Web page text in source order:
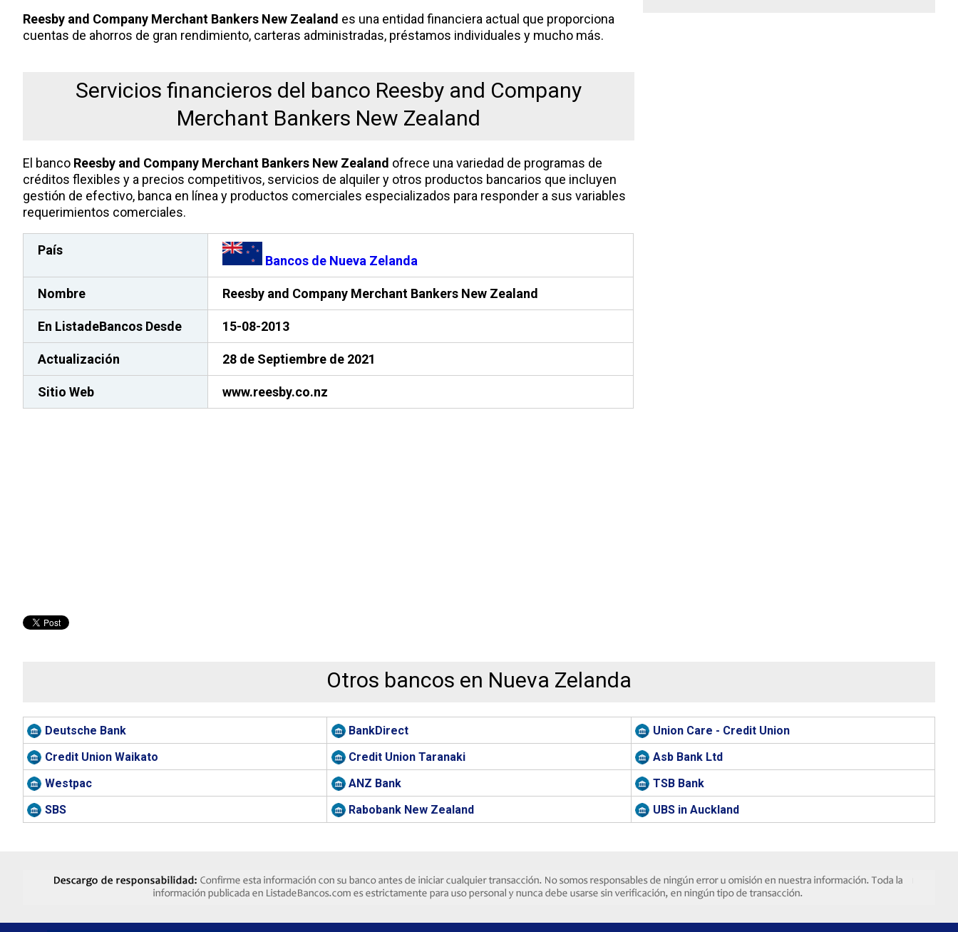
Reesby and Company Merchant Bankers New Zealand es una entidad financiera actual que proporciona
cuentas de ahorros de gran rendimiento, carteras administradas, préstamos individuales y mucho más.
Servicios financieros del banco Reesby and Company
Merchant Bankers New Zealand
El banco Reesby and Company Merchant Bankers New Zealand ofrece una variedad de programas de
créditos flexibles y a precios competitivos, servicios de alquiler y otros productos bancarios que incluyen
gestión de efectivo, banca en línea y productos comerciales especializados para responder a sus variables
requerimientos comerciales.
País
Bancos de Nueva Zelanda
Nombre Reesby and Company Merchant Bankers New Zealand
En ListadeBancos Desde 15-08-2013
Actualización 28 de Septiembre de 2021
Sitio Web www.reesby.co.nz
Otros bancos en Nueva Zelanda
Deutsche Bank BankDirect
Union Care - Credit Union
Credit Union Waikato
Credit Union Taranaki
Asb Bank Ltd
Westpac
ANZ Bank
TSB Bank
SBS
Rabobank New Zealand UBS in Auckland